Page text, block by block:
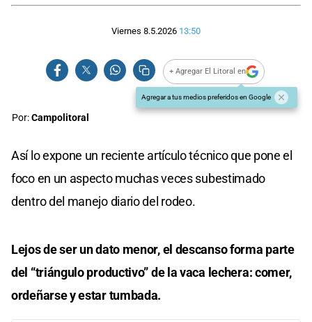
Viernes 8.5.2026 13:50
+ Agregar El Litoral en
Agregar a tus medios preferidos en Google
Por:Campolitoral
Así lo expone un reciente artículo técnico que pone el
foco en un aspecto muchas veces subestimado
dentro del manejo diario del rodeo.
Lejos de ser un dato menor, el descanso forma parte
del “triángulo productivo” de la vaca lechera: comer,
ordeñarse y estar tumbada.